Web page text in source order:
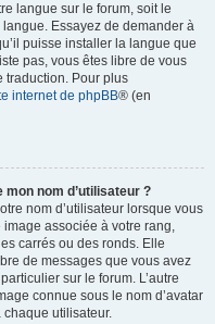
langue sur le forum, soit le
langue. Essayez de demander à
puisse installer la langue que
pas, vous êtes libre de vous
traduction. Pour plus
internet de phpBB® (en
nom d’utilisateur ?
nom d’utilisateur lorsque vous
associée à votre rang,
carrés ou des ronds. Elle
de messages que vous avez
sur le forum. L’autre
connue sous le nom d’avatar
utilisateur.